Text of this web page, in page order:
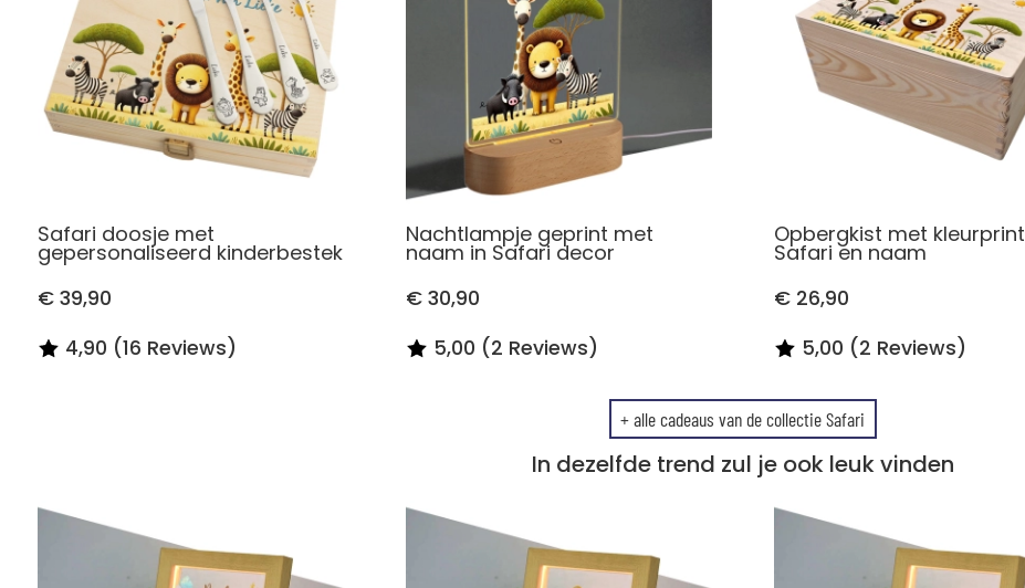
Safari doosje met
gepersonaliseerd kinderbestek
€ 39,90
4,90 (16 Reviews)
Nachtlampje geprint met
naam in Safari decor
€ 30,90
5,00 (2 Reviews)
Opbergkist met kleurprint
Safari en naam
€ 26,90
5,00 (2 Reviews)
+ alle cadeaus van de collectie Safari
In dezelfde trend zul je ook leuk vinden